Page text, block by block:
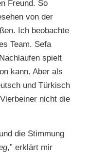
Freund. So
von der
Ich beobachte
Team. Sefa
spielt
kann. Aber als
und Türkisch
nicht die
die Stimmung
,” erklärt mir